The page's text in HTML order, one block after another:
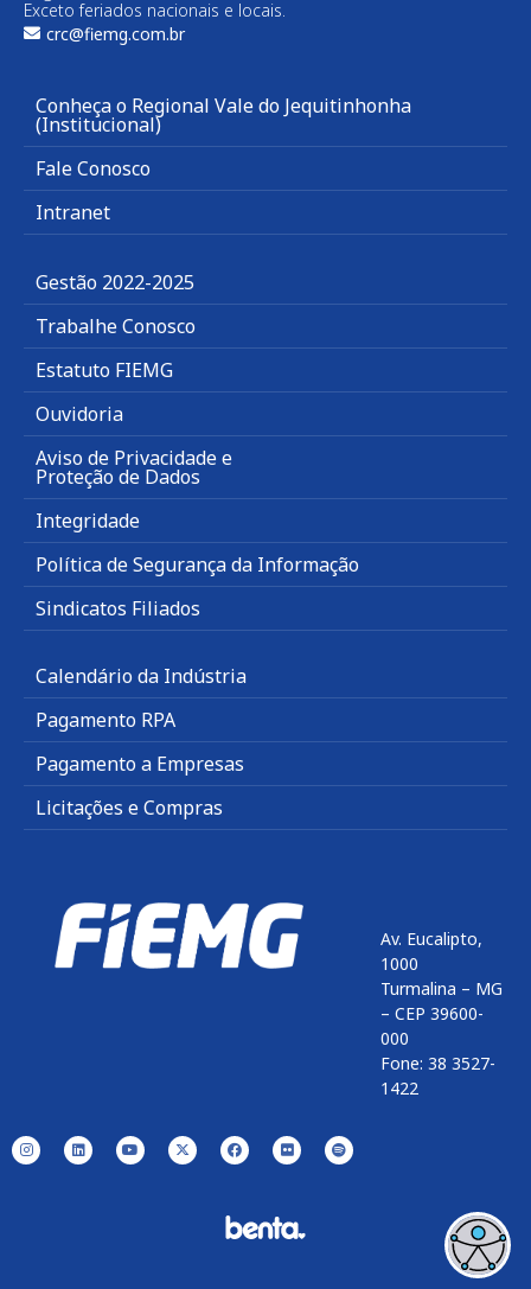
Exceto feriados nacionais e locais.
crc@fiemg.com.br
Conheça o Regional Vale do Jequitinhonha
(Institucional)
Fale Conosco
Intranet
Gestão 2022-2025
Trabalhe Conosco
Estatuto FIEMG
Ouvidoria
Aviso de Privacidade e
Proteção de Dados
Integridade
Política de Segurança da Informação
Sindicatos Filiados
Calendário da Indústria
Pagamento RPA
Pagamento a Empresas
Licitações e Compras
Av. Eucalipto,
1000
Turmalina – MG
– CEP 39600-
000
Fone: 38 3527-
1422